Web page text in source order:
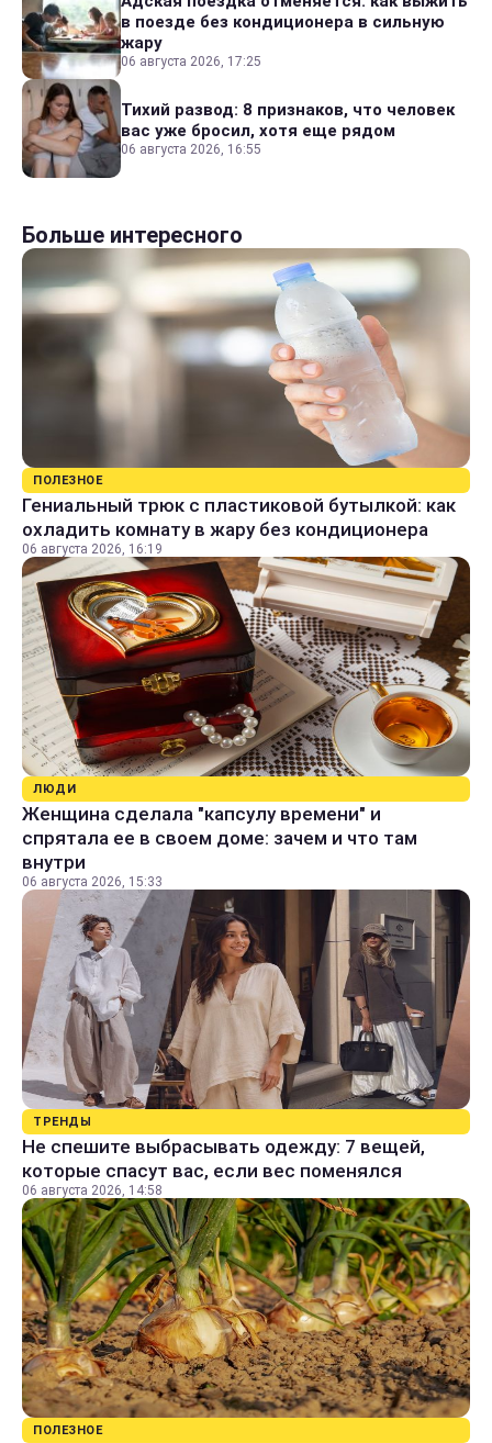
в поезде без кондиционера в сильную
жару
06 августа 2026, 17:25
Тихий развод: 8 признаков, что человек
вас уже бросил, хотя еще рядом
06 августа 2026, 16:55
Больше интересного
ПОЛЕЗНОЕ
Гениальный трюк с пластиковой бутылкой: как
охладить комнату в жару без кондиционера
06 августа 2026, 16:19
ЛЮДИ
Женщина сделала "капсулу времени" и
спрятала ее в своем доме: зачем и что там
внутри
06 августа 2026, 15:33
ТРЕНДЫ
Не спешите выбрасывать одежду: 7 вещей,
которые спасут вас, если вес поменялся
06 августа 2026, 14:58
ПОЛЕЗНОЕ